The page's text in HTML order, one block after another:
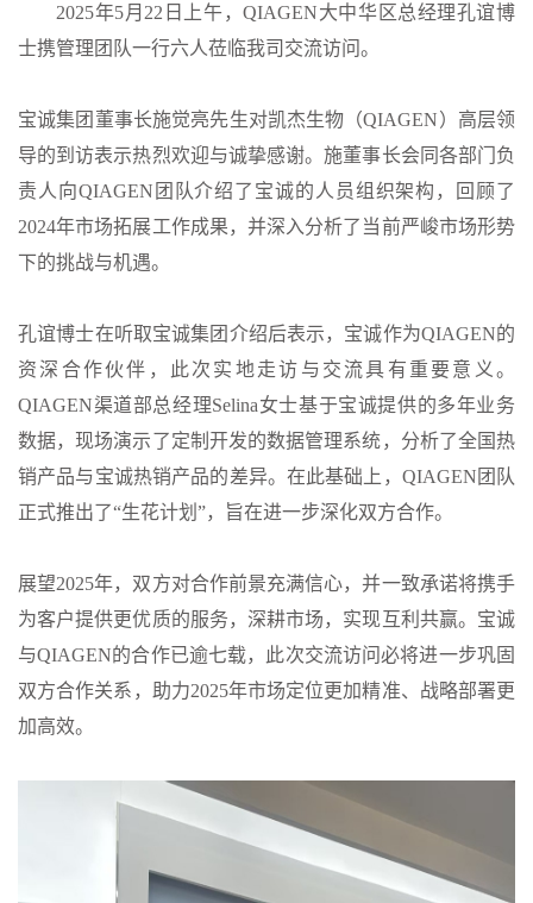
2025年5月22日上午，QIAGEN大中华区总经理孔谊博
士携管理团队一行六人莅临我司交流访问。
宝诚集团董事长施觉亮先生对凯杰生物（QIAGEN）高层领
导的到访表示热烈欢迎与诚挚感谢。施董事长会同各部门负
责人向QIAGEN团队介绍了宝诚的人员组织架构，回顾了
2024年市场拓展工作成果，并深入分析了当前严峻市场形势
下的挑战与机遇。
孔谊博士在听取宝诚集团介绍后表示，宝诚作为QIAGEN的
资深合作伙伴，此次实地走访与交流具有重要意义。
QIAGEN渠道部总经理Selina女士基于宝诚提供的多年业务
数据，现场演示了定制开发的数据管理系统，分析了全国热
销产品与宝诚热销产品的差异。在此基础上，QIAGEN团队
正式推出了“生花计划”，旨在进一步深化双方合作。
展望2025年，双方对合作前景充满信心，并一致承诺将携手
为客户提供更优质的服务，深耕市场，实现互利共赢。宝诚
与QIAGEN的合作已逾七载，此次交流访问必将进一步巩固
双方合作关系，助力2025年市场定位更加精准、战略部署更
加高效。